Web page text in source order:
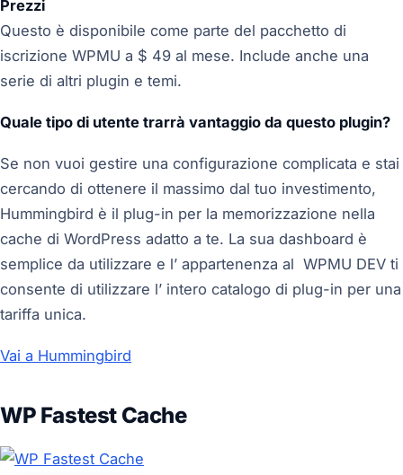
Prezzi
Questo è disponibile come parte del pacchetto di
iscrizione WPMU a $ 49 al mese. Include anche una
serie di altri plugin e temi.
Quale tipo di utente trarrà vantaggio da questo plugin?
Se non vuoi gestire una configurazione complicata e stai
cercando di ottenere il massimo dal tuo investimento,
Hummingbird è il plug-in per la memorizzazione nella
cache di WordPress adatto a te. La sua dashboard è
semplice da utilizzare e l’ appartenenza al WPMU DEV ti
consente di utilizzare l’ intero catalogo di plug-in per una
tariffa unica.
Vai a Hummingbird
WP Fastest Cache